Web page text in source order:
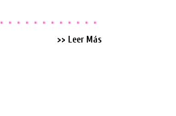
>> Leer Más